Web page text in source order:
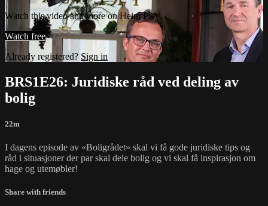
Watch this video and more on Heim Play
Watch free
Already registered? Sign in
BRS1E26: Juridiske råd ved deling av
bolig
22m
I dagens episode av «Boligrådet» skal vi få gode juridiske tips og
råd i situasjoner der par skal dele bolig og vi skal få inspirasjon om
hage og utemøbler!
Share with friends